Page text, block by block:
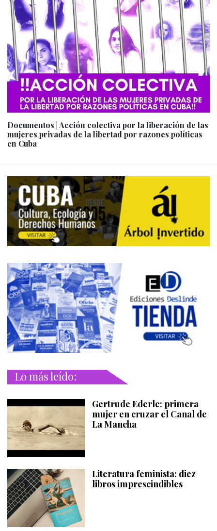
Documentos | Acción colectiva por la liberación de las
mujeres privadas de la libertad por razones políticas
en Cuba
Lo más leído:
Gertrude Ederle: primera
mujer en cruzar el Canal de
La Mancha
Literatura feminista: diez
libros imprescindibles